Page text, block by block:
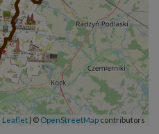
Leaflet | © OpenStreetMap contributors